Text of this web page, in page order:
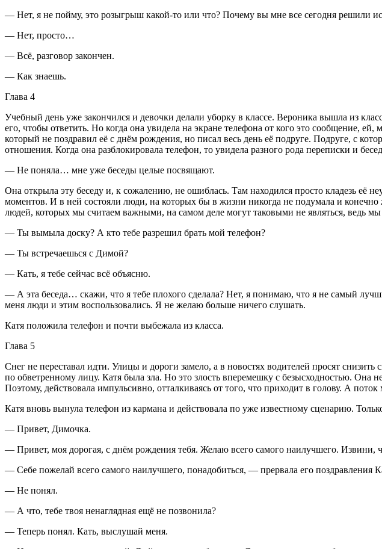
— Нет, я не пойму, это розыгрыш какой-то или что? Почему вы мне все сегодня решили
— Нет, просто…
— Всё, разговор закончен.
— Как знаешь.
Глава 4
Учебный день уже закончился и девочки делали уборку в классе. Вероника вышла из
его, чтобы ответить. Но когда она увидела на экране телефона от кого это сообщение,
который не поздравил её с днём рождения, но писал весь день её подруге. Подруге, с
отношения. Когда она разблокировала телефон, то увидела разного рода переписки и
— Не поняла… мне уже беседы целые посвящают.
Она открыла эту беседу и, к сожалению, не ошиблась. Там находился просто кладезь её
моментов. И в ней состояли люди, на которых бы в жизни никогда не подумала и
людей, которых мы считаем важными, на самом деле могут таковыми не являться, ведь
— Ты вымыла доску? А кто тебе разрешил брать мой телефон?
— Ты встречаешься с Димой?
— Кать, я тебе сейчас всё объясню.
— А эта беседа… скажи, что я тебе плохого сделала? Нет, я понимаю, что я не самый
меня люди и этим воспользовались. Я не желаю больше ничего слушать.
Катя положила телефон и почти выбежала из класса.
Глава 5
Снег не переставал идти. Улицы и дороги замело, а в новостях водителей просят
по обветренному лицу. Катя была зла. Но это злость вперемешку с безысходностью.
Поэтому, действовала импульсивно, отталкиваясь от того, что приходит в голову. А
Катя вновь вынула телефон из кармана и действовала по уже известному сценарию.
— Привет, Димочка.
— Привет, моя дорогая, с днём рождения тебя. Желаю всего самого наилучшего. Извини,
— Себе пожелай всего самого наилучшего, понадобиться, — прервала его поздравления
— Не понял.
— А что, тебе твоя ненаглядная ещё не позвонила?
— Теперь понял. Кать, выслушай меня.